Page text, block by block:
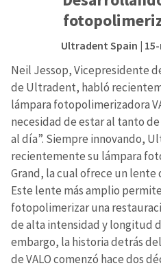
Ultradent Spain |
Neil Jessop, Vicepresidente
de Ultradent, habló
lámpara fotopolimerizadora
necesidad de estar al tanto
al día”. Siempre innovando,
recientemente su lámpara
Grand, la cual ofrece un lente
Este lente más amplio
fotopolimerizar una
de alta intensidad y longitud
embargo, la historia detrás
de VALO comenzó hace dos